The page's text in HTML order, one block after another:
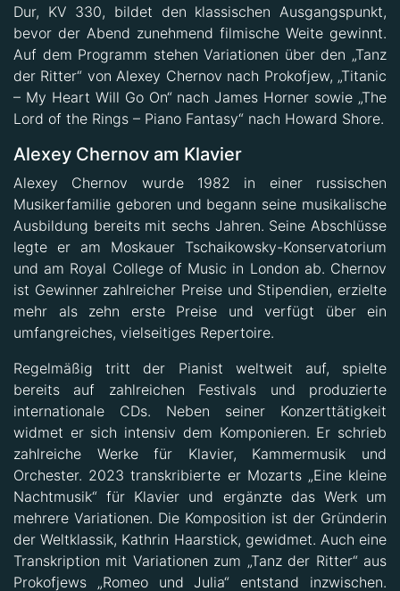
Dur, KV 330, bildet den klassischen Ausgangspunkt,
bevor der Abend zunehmend filmische Weite gewinnt.
Auf dem Programm stehen Variationen über den „Tanz
der Ritter“ von Alexey Chernov nach Prokofjew, „Titanic
– My Heart Will Go On“ nach James Horner sowie „The
Lord of the Rings – Piano Fantasy“ nach Howard Shore.
Alexey Chernov am Klavier
Alexey Chernov wurde 1982 in einer russischen
Musikerfamilie geboren und begann seine musikalische
Ausbildung bereits mit sechs Jahren. Seine Abschlüsse
legte er am Moskauer Tschaikowsky-Konservatorium
und am Royal College of Music in London ab. Chernov
ist Gewinner zahlreicher Preise und Stipendien, erzielte
mehr als zehn erste Preise und verfügt über ein
umfangreiches, vielseitiges Repertoire.
Regelmäßig tritt der Pianist weltweit auf, spielte
bereits auf zahlreichen Festivals und produzierte
internationale CDs. Neben seiner Konzerttätigkeit
widmet er sich intensiv dem Komponieren. Er schrieb
zahlreiche Werke für Klavier, Kammermusik und
Orchester. 2023 transkribierte er Mozarts „Eine kleine
Nachtmusik“ für Klavier und ergänzte das Werk um
mehrere Variationen. Die Komposition ist der Gründerin
der Weltklassik, Kathrin Haarstick, gewidmet. Auch eine
Transkription mit Variationen zum „Tanz der Ritter“ aus
Prokofjews „Romeo und Julia“ entstand inzwischen.